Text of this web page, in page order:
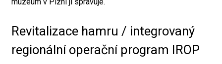
Revitalizace hamru / integrovaný
regionální operační program IROP